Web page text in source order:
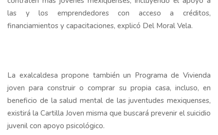
las y los emprendedores con acceso a créditos,
financiamientos y capacitaciones, explicó Del Moral Vela.
La exalcaldesa propone también un Programa de Vivienda
joven para construir o comprar su propia casa, incluso, en
beneficio de la salud mental de las juventudes mexiquenses,
existirá la Cartilla Joven misma que buscará prevenir el suicidio
juvenil con apoyo psicológico.